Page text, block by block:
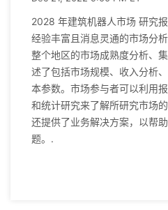
2028 年建筑机器人市场 研究
经验丰富且消息灵通的市场分
整个地区的市场成熟度分析、
述了包括市场规模、收入分析
本参数。市场参与者可以利用
和统计研究来了解所研究市场
还提供了业务解决方案，以帮
题。.